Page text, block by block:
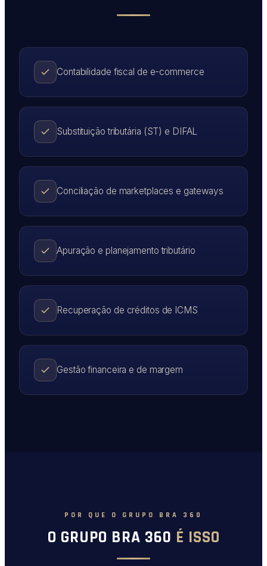
Contabilidade fiscal de e-commerce
Substituição tributária (ST) e DIFAL
Conciliação de marketplaces e gateways
Apuração e planejamento tributário
Recuperação de créditos de ICMS
Gestão financeira e de margem
POR QUE O GRUPO BRA 360
O GRUPO BRA 360 É ISSO